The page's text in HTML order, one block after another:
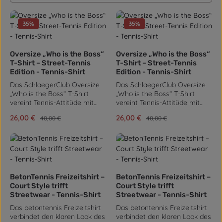
35%
Oversize „Who is the Boss“
T-Shirt – Street-Tennis
Edition - Tennis-Shirt
Das SchlaegerClub Oversize
„Who is the Boss“ T-Shirt
vereint Tennis-Attitüde mit
Gefertigt aus 100 %
mit einer hochwertigen
Grammatur von 240 g/m²,
fühlt sich das Shirt angenehm
– ideal für Alltag, Freizeit oder
lässige Sessions nach dem
Match. Die locker
Passform sorgt für
Bewegungsfreiheit und einen
Verkaufspreis:
26,00 € Regulärer Preis:
40,00 €
35%
Oversize „Who is the Boss“
T-Shirt – Street-Tennis
Edition - Tennis-Shirt
Das SchlaegerClub Oversize
„Who is the Boss“ T-Shirt
vereint Tennis-Attitüde mit
Gefertigt aus 100 %
mit einer hochwertigen
Grammatur von 240 g/m²,
fühlt sich das Shirt angenehm
– ideal für Alltag, Freizeit oder
lässige Sessions nach dem
Match. Die locker
Passform sorgt für
Bewegungsfreiheit und einen
Verkaufspreis:
26,00 € Regulärer Preis:
40,00 €
BetonTennis Freizeitshirt –
Court Style trifft
Streetwear - Tennis-Shirt
Das betontennis Freizeitshirt
verbindet den klaren Look des
BetonTennis Freizeitshirt –
Court Style trifft
Streetwear - Tennis-Shirt
Das betontennis Freizeitshirt
verbindet den klaren Look des